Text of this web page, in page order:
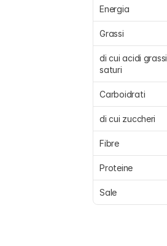
Energia
Grassi
di cui acidi grassi
saturi
Carboidrati
di cui zuccheri
Fibre
Proteine
Sale